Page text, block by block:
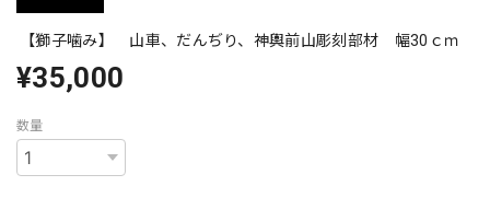
【獅子噛み】 山車、だんぢり、神輿前山彫刻部材 幅30ｃｍ
¥35,000
数量